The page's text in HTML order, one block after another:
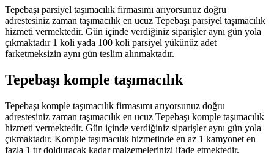
Tepebaşı parsiyel taşımacılık firmasımı arıyorsunuz doğru
adrestesiniz zaman taşımacılık en ucuz Tepebaşı parsiyel taşımacılık
hizmeti vermektedir. Gün içinde verdiğiniz siparişler aynı gün yola
çıkmaktadır 1 koli yada 100 koli parsiyel yükünüz adet
farketmeksizin aynı gün teslim alınmaktadır.
Tepebaşı komple taşımacılık
Tepebaşı komple taşımacılık firmasımı arıyorsunuz doğru
adrestesiniz zaman taşımacılık en ucuz Tepebaşı komple taşımacılık
hizmeti vermektedir. Gün içinde verdiğiniz siparişler aynı gün yola
çıkmaktadır. Komple taşımacılık hizmetinde en az 1 kamyonet en
fazla 1 tır dolduracak kadar malzemelerinizi ifade etmektedir.